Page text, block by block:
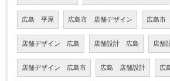
広島 平屋 広島市 店舗デザイン 広島市
店舗デザイン 広島 店舗設計 広島 店舗
店舗デザイン 広島市 広島 店舗設計 広